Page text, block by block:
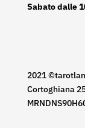
Sabato dalle
2021
Cortoghiana